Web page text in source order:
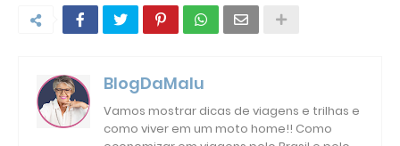
BlogDaMalu
Vamos mostrar dicas de viagens e trilhas e
como viver em um moto home!! Como